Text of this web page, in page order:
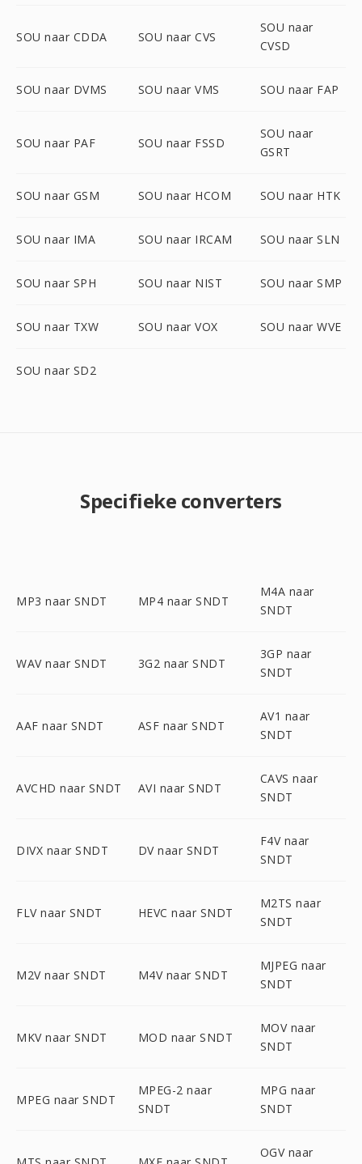
SOU naar CDDA SOU naar CVS
SOU naar
CVSD
SOU naar DVMS SOU naar VMS SOU naar FAP
SOU naar PAF SOU naar FSSD
SOU naar
GSRT
SOU naar GSM SOU naar HCOM SOU naar HTK
SOU naar IMA SOU naar IRCAM SOU naar SLN
SOU naar SPH SOU naar NIST SOU naar SMP
SOU naar TXW SOU naar VOX SOU naar WVE
SOU naar SD2
Specifieke converters
MP3 naar SNDT MP4 naar SNDT
M4A naar
SNDT
WAV naar SNDT 3G2 naar SNDT
3GP naar
SNDT
AAF naar SNDT ASF naar SNDT
AV1 naar
SNDT
AVCHD naar SNDT AVI naar SNDT
CAVS naar
SNDT
DIVX naar SNDT DV naar SNDT
F4V naar
SNDT
FLV naar SNDT HEVC naar SNDT
M2TS naar
SNDT
M2V naar SNDT M4V naar SNDT
MJPEG naar
SNDT
MKV naar SNDT MOD naar SNDT
MOV naar
SNDT
MPEG naar SNDT
MPEG-2 naar
SNDT
MPG naar
SNDT
OGV naar